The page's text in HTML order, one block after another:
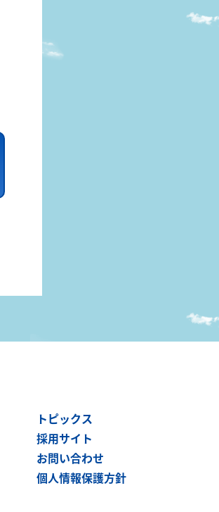
トピックス
採用サイト
お問い合わせ
個人情報保護方針